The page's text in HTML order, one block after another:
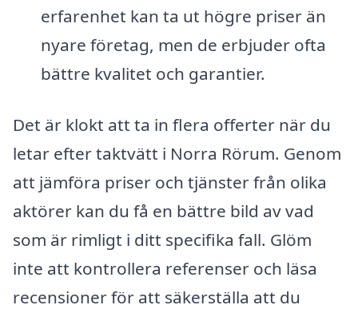
erfarenhet kan ta ut högre priser än
nyare företag, men de erbjuder ofta
bättre kvalitet och garantier.
Det är klokt att ta in flera offerter när du
letar efter taktvätt i Norra Rörum. Genom
att jämföra priser och tjänster från olika
aktörer kan du få en bättre bild av vad
som är rimligt i ditt specifika fall. Glöm
inte att kontrollera referenser och läsa
recensioner för att säkerställa att du